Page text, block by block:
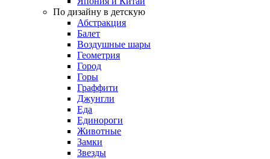
По дизайну в детскую
Абстракция
Балет
Воздушные шары
Геометрия
Город
Горы
Граффити
Джунгли
Еда
Единороги
Животные
Замки
Звезды